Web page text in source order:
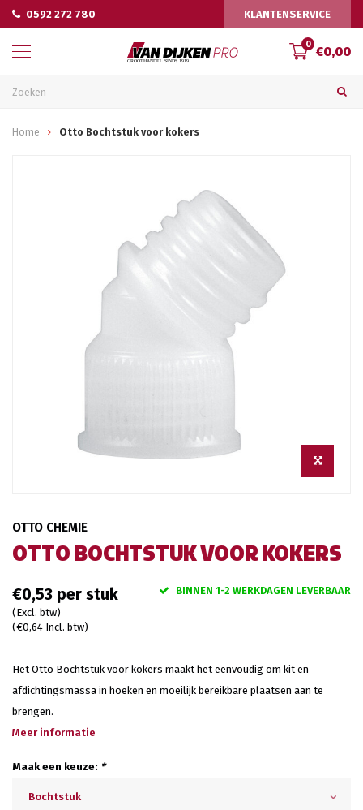
0592 272 780 KLANTENSERVICE
0 €0,00
Home Otto Bochtstuk voor kokers
OTTO BOCHTSTUK VOOR KOKERS
OTTO CHEMIE
€0,53
(Excl. btw)
(€0,64 Incl. btw)
BINNEN 1-2 WERKDAGEN LEVERBAAR
Het Otto Bochtstuk voor kokers maakt het eenvoudig om kit en
afdichtingsmassa in hoeken en moeilijk bereikbare plaatsen aan te
brengen.
Meer informatie
Maak een keuze: *
Bochtstuk